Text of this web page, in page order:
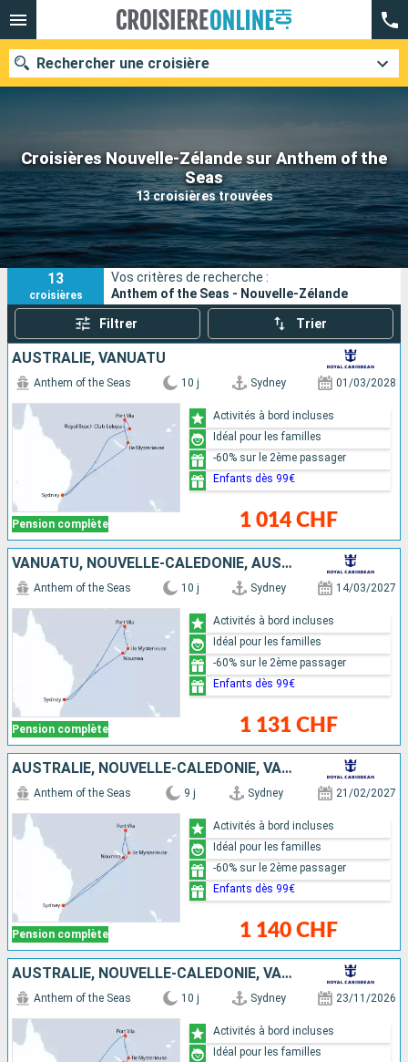
Croisières Nouvelle-Zélande sur Anthem of the
Seas
13 croisières trouvées
Rechercher une croisière
Nos destinations
Mois de départ
Ports Compagnies
Rechercher
13
croisières
Vos critères de recherche :
Anthem of the Seas - Nouvelle-Zélande
Filtrer Trier
AUSTRALIE, VANUATU
Pension complète
Anthem of the Seas 10 j Sydney 01/03/2028
1 014 CHF
Activités à bord incluses
Idéal pour les familles
-60% sur le 2ème passager
Enfants dès 99€
VANUATU, NOUVELLE-CALÉDONIE, AUSTRALIE
Pension complète
Anthem of the Seas 10 j Sydney 14/03/2027
1 131 CHF
Activités à bord incluses
Idéal pour les familles
-60% sur le 2ème passager
Enfants dès 99€
AUSTRALIE, NOUVELLE-CALÉDONIE, VANUATU
Pension complète
Anthem of the Seas 9 j Sydney 21/02/2027
1 140 CHF
Activités à bord incluses
Idéal pour les familles
-60% sur le 2ème passager
Enfants dès 99€
AUSTRALIE, NOUVELLE-CALÉDONIE, VANUATU
Anthem of the Seas 10 j Sydney 23/11/2026
Activités à bord incluses
Idéal pour les familles